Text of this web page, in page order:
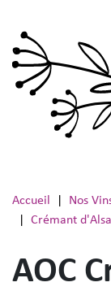
Accueil Nos
Crémant
AOC